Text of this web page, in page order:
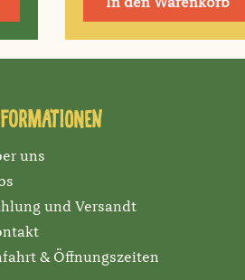
In den Warenkorb
uns
und Versandt
& Öffnungszeiten